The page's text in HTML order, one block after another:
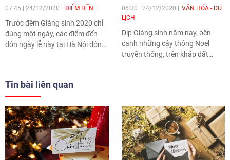
07:45 | 24/12/2020 ĐIỂM ĐẾN
Trước đêm Giáng sinh 2020 chỉ
đúng một ngày, các điểm đến
đón ngày lễ này tại Hà Nội đông
trí lung linh sắc màu với các tiểu
cảnh cây thông, ngôi nhà tuyết
và các dải đèn xanh đỏ.
06:30 | 24/12/2020
VĂN HÓA - DU
LỊCH
Dịp Giáng sinh năm nay, bên
cạnh những cây thông Noel
truyền thống, trên khắp đất
Tin bài liên quan